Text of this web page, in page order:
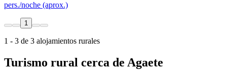
pers./noche (aprox.)
1
1 - 3 de 3 alojamientos rurales
Turismo rural cerca de Agaete